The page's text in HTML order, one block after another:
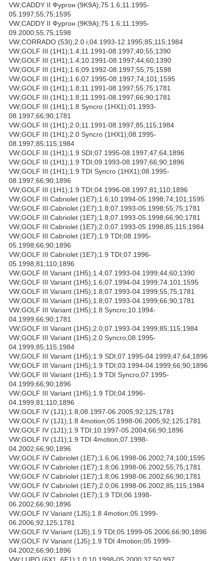
VW;CADDY II Фургон (9K9A);75 1.6;11.1995-
05.1997;55;75;1595
VW;CADDY II Фургон (9K9A);75 1.6;11.1995-
09.2000;55;75;1598
VW;CORRADO (53I);2.0 i;04.1993-12.1995;85;115;1984
VW;GOLF III (1H1);1.4;11.1991-08.1997;40;55;1390
VW;GOLF III (1H1);1.4;10.1991-08.1997;44;60;1390
VW;GOLF III (1H1);1.6;09.1992-08.1997;55;75;1598
VW;GOLF III (1H1);1.6;07.1995-08.1997;74;101;1595
VW;GOLF III (1H1);1.8;11.1991-08.1997;55;75;1781
VW;GOLF III (1H1);1.8;11.1991-08.1997;66;90;1781
VW;GOLF III (1H1);1.8 Syncro (1HX1);01.1993-
08.1997;66;90;1781
VW;GOLF III (1H1);2.0;11.1991-08.1997;85;115;1984
VW;GOLF III (1H1);2.0 Syncro (1HX1);08.1995-
08.1997;85;115;1984
VW;GOLF III (1H1);1.9 SDI;07.1995-08.1997;47;64;1896
VW;GOLF III (1H1);1.9 TDI;09.1993-08.1997;66;90;1896
VW;GOLF III (1H1);1.9 TDI Syncro (1HX1);08.1995-
08.1997;66;90;1896
VW;GOLF III (1H1);1.9 TDI;04.1996-08.1997;81;110;1896
VW;GOLF III Cabriolet (1E7);1.6;10.1994-05.1998;74;101;1595
VW;GOLF III Cabriolet (1E7);1.8;07.1993-05.1998;55;75;1781
VW;GOLF III Cabriolet (1E7);1.8;07.1993-05.1998;66;90;1781
VW;GOLF III Cabriolet (1E7);2.0;07.1993-05.1998;85;115;1984
VW;GOLF III Cabriolet (1E7);1.9 TDI;08.1995-
05.1998;66;90;1896
VW;GOLF III Cabriolet (1E7);1.9 TDI;07.1996-
05.1998;81;110;1896
VW;GOLF III Variant (1H5);1.4;07.1993-04.1999;44;60;1390
VW;GOLF III Variant (1H5);1.6;07.1994-04.1999;74;101;1595
VW;GOLF III Variant (1H5);1.8;07.1993-04.1999;55;75;1781
VW;GOLF III Variant (1H5);1.8;07.1993-04.1999;66;90;1781
VW;GOLF III Variant (1H5);1.8 Syncro;10.1994-
04.1999;66;90;1781
VW;GOLF III Variant (1H5);2.0;07.1993-04.1999;85;115;1984
VW;GOLF III Variant (1H5);2.0 Syncro;08.1995-
04.1999;85;115;1984
VW;GOLF III Variant (1H5);1.9 SDI;07.1995-04.1999;47;64;1896
VW;GOLF III Variant (1H5);1.9 TDI;03.1994-04.1999;66;90;1896
VW;GOLF III Variant (1H5);1.9 TDI Syncro;07.1995-
04.1999;66;90;1896
VW;GOLF III Variant (1H5);1.9 TDI;04.1996-
04.1999;81;110;1896
VW;GOLF IV (1J1);1.8;08.1997-06.2005;92;125;1781
VW;GOLF IV (1J1);1.8 4motion;05.1998-06.2005;92;125;1781
VW;GOLF IV (1J1);1.9 TDI;10.1997-05.2004;66;90;1896
VW;GOLF IV (1J1);1.9 TDI 4motion;07.1998-
04.2002;66;90;1896
VW;GOLF IV Cabriolet (1E7);1.6;06.1998-06.2002;74;100;1595
VW;GOLF IV Cabriolet (1E7);1.8;06.1998-06.2002;55;75;1781
VW;GOLF IV Cabriolet (1E7);1.8;06.1998-06.2002;66;90;1781
VW;GOLF IV Cabriolet (1E7);2.0;06.1998-06.2002;85;115;1984
VW;GOLF IV Cabriolet (1E7);1.9 TDI;06.1998-
06.2002;66;90;1896
VW;GOLF IV Variant (1J5);1.8 4motion;05.1999-
06.2006;92;125;1781
VW;GOLF IV Variant (1J5);1.9 TDI;05.1999-05.2006;66;90;1896
VW;GOLF IV Variant (1J5);1.9 TDI 4motion;05.1999-
04.2002;66;90;1896
VW;LUPO (6X1, 6E1);1.0;10.1998-05.2000;37;50;997